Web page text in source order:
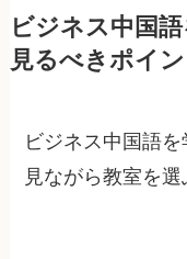
ビジネス中国
見るべきポイン
ビジネス中国語
見ながら教室を選